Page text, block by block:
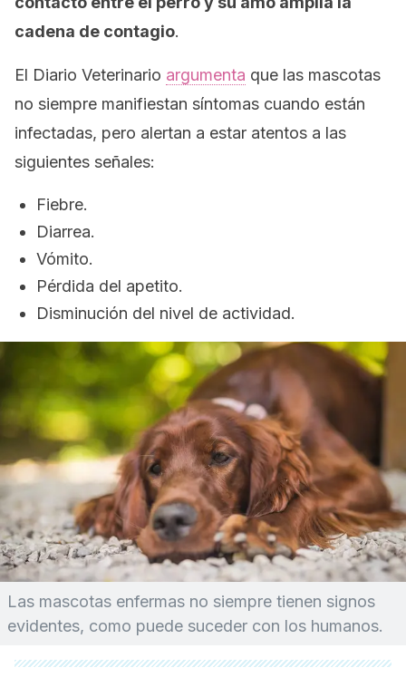
cadena de contagio.
El Diario Veterinario argumenta que las mascotas
no siempre manifiestan síntomas cuando están
infectadas, pero alertan a estar atentos a las
siguientes señales:
Fiebre.
Diarrea.
Vómito.
Pérdida del apetito.
Disminución del nivel de actividad.
Las mascotas enfermas no siempre tienen signos
evidentes, como puede suceder con los humanos.